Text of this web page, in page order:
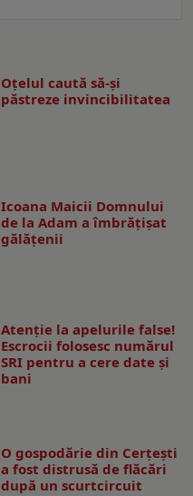
Oțelul caută să-și
păstreze invincibilitatea
Icoana Maicii Domnului
de la Adam a îmbrățișat
gălățenii
Atenție la apelurile false!
Escrocii folosesc numărul
SRI pentru a cere date și
bani
O gospodărie din Cerțești
a fost distrusă de flăcări
după un scurtcircuit